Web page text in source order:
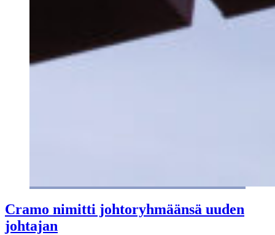
Cramo nimitti johtoryhmäänsä uuden
johtajan